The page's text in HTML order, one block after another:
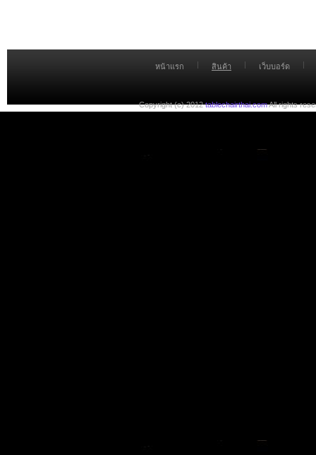
หน้าแรก | สินค้า | เว็บบอร์ด |
Copyright (c) 2012tablechairthai.comAll rights